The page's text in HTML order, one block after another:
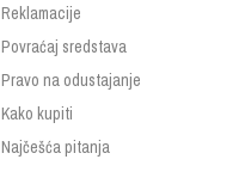
Reklamacije
Povraćaj sredstava
Pravo na odustajanje
Kako kupiti
Najčešća pitanja